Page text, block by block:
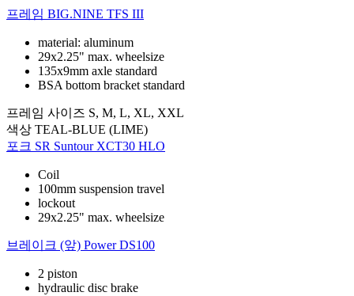
프레임 BIG.NINE TFS III
material: aluminum
29x2.25" max. wheelsize
135x9mm axle standard
BSA bottom bracket standard
프레임 사이즈 S, M, L, XL, XXL
색상 TEAL-BLUE (LIME)
포크 SR Suntour XCT30 HLO
Coil
100mm suspension travel
lockout
29x2.25" max. wheelsize
브레이크 (앞) Power DS100
2 piston
hydraulic disc brake